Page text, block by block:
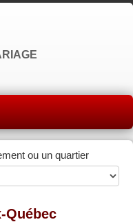
ou un quartier
Québec